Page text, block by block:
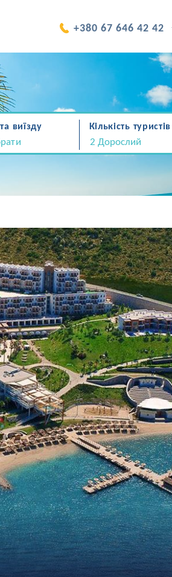
+380 67 646 42 42
виїзду Кількість туристів